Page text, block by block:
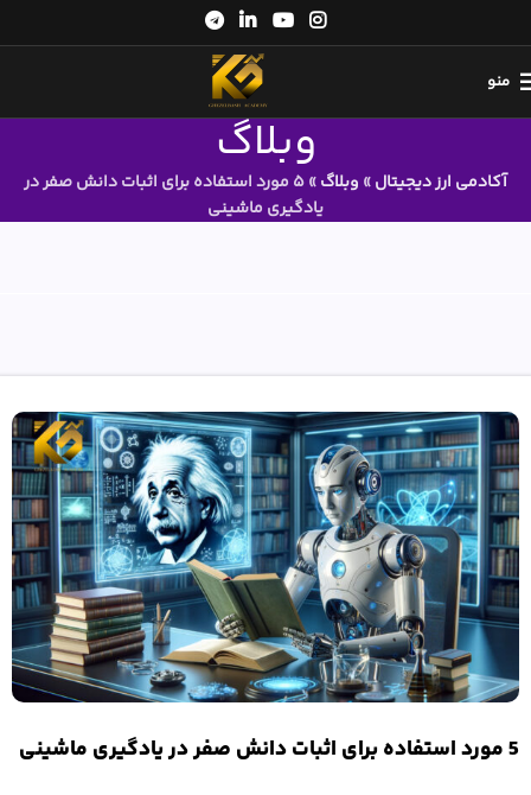
منو
وبلاگ
آکادمی ارز دیجیتال» وبلاگ»
5 مورد استفاده برای اثبات دانش صفر در
یادگیری ماشینی
5 مورد استفاده برای اثبات دانش صفر در یادگیری ماشینی